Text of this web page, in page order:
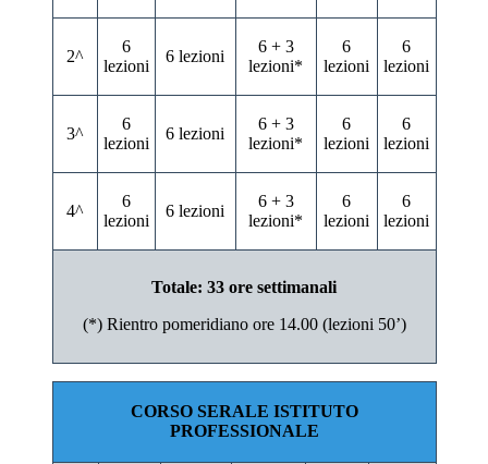
2^
6
lezioni
6 lezioni
6 + 3
lezioni*
6
lezioni
6
lezioni
3^
6
lezioni
6 lezioni
6 + 3
lezioni*
6
lezioni
6
lezioni
4^
6
lezioni
6 lezioni
6 + 3
lezioni*
6
lezioni
6
lezioni
Totale: 33 ore settimanali
(*) Rientro pomeridiano ore 14.00 (lezioni 50’)
CORSO SERALE ISTITUTO
PROFESSIONALE